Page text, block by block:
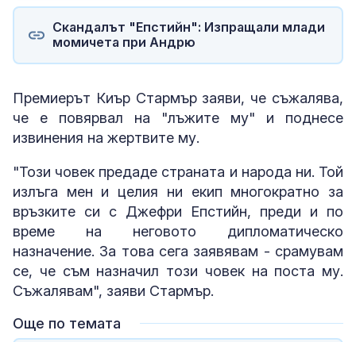
Скандалът "Епстийн": Изпращали млади
момичета при Андрю
Премиерът Киър Стармър заяви, че съжалява,
че е повярвал на "лъжите му" и поднесе
извинения на жертвите му.
"Този човек предаде страната и народа ни. Той
излъга мен и целия ни екип многократно за
връзките си с Джефри Епстийн, преди и по
време на неговото дипломатическо
назначение. За това сега заявявам - срамувам
се, че съм назначил този човек на поста му.
Съжалявам", заяви Стармър.
Още по темата